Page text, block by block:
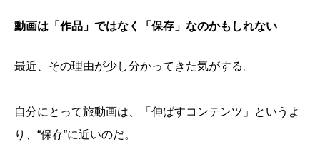
動画は「作品」ではなく「保存」なのかもしれない
最近、その理由が少し分かってきた気がする。
自分にとって旅動画は、「伸ばすコンテンツ」というよ
り、“保存”に近いのだ。